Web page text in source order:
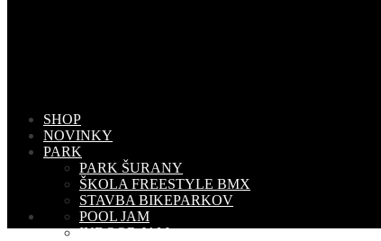
SHOP
NOVINKY
PARK
PARK ŠURANY
ŠKOLA FREESTYLE BMX
STAVBA BIKEPARKOV
POOL JAM
INDOOR JAM